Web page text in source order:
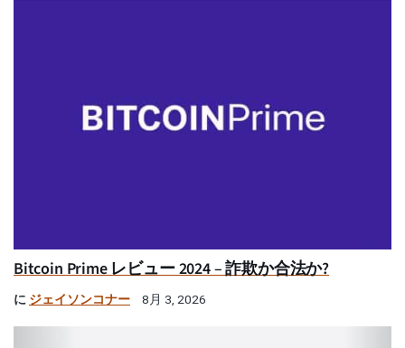
Bitcoin Prime レビュー 2024 – 詐欺か合法か?
に ジェイソンコナー 8月 3, 2026